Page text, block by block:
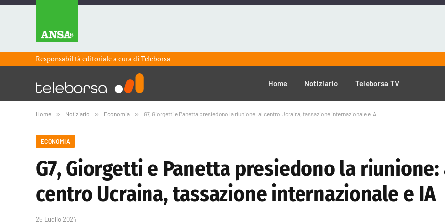
Responsabilità editoriale a cura diTeleborsa
Home Notiziario Teleborsa TV
Home » Notiziario » Economia » G7, Giorgetti e Panetta presiedono la riunione: al centro Ucraina, tassazione internazionale e IA
ECONOMIA
G7, Giorgetti e Panetta presiedono la riunione:
centro Ucraina, tassazione internazionale e IA
25 Luglio 2024